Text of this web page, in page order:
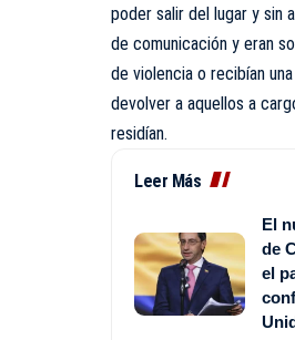
poder salir del lugar y sin
de comunicación y eran
de violencia o recibían
devolver a aquellos a
residían.
Leer Más
El
de
el